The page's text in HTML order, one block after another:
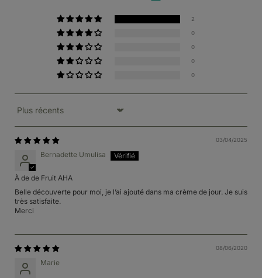
2
0
0
0
0
Sort by
03/04/2025
Bernadette Umulisa
À de de Fruit AHA
Belle découverte pour moi, je l’ai ajouté dans ma crème de jour. Je suis
très satisfaite.
Merci
08/06/2020
Marie